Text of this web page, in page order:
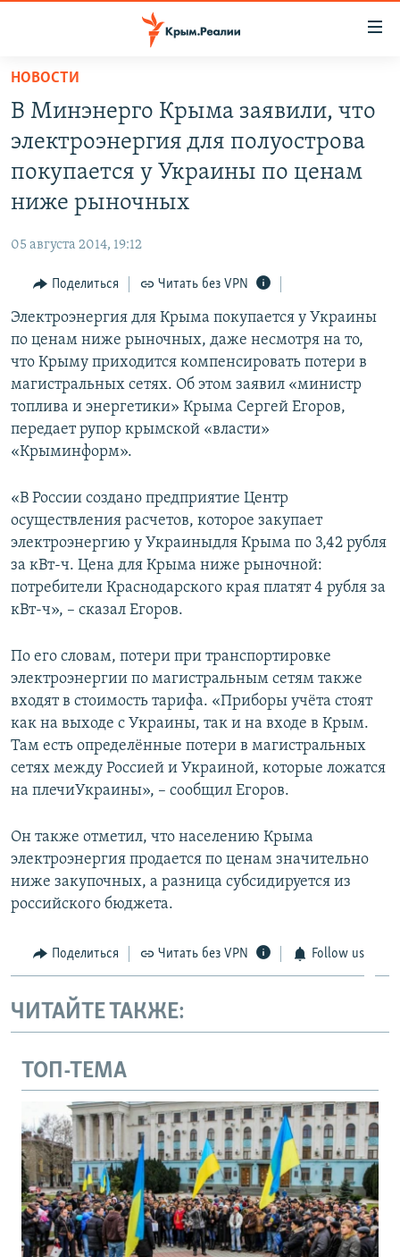
Вернуться
основному
содержанию
главной
Вернутся
поиску
СПЕЦПРОЕКТЫ
ИНТЕРАКТИВ
ИНФОГРАФИКА
ТЕЛЕПРОЕКТ КРЫМ.РЕАЛИИ
СОВЕТЫ ПРАВОЗАЩИТНИКОВ
ПРОПАВШИЕ БЕЗ ВЕСТИ
ПОБЕДИТЕЛЕЙ НЕ СУДЯТ?
КРЫМ.НЕПОКОРЕННЫЙ
УКРАИНСКАЯ ПРОБЛЕМА КРЫМА
РАДІО СВОБОДА
КАК ОБОЙТИ БЛОКИРОВКУ
Українською
Qırımtatar
ПРИСОЕДИНЯЙТЕСЬ!
Все сайты RFE/RL
НОВОСТИ
В Минэнерго Крыма заявили, что
электроэнергия для полуострова
покупается у Украины по ценам
ниже рыночных
05 августа 2014, 19:12
Поделиться Читать без VPN
Электроэнергия для Крыма покупается у Украины
по ценам ниже рыночных, даже несмотря на то,
что Крыму приходится компенсировать потери в
магистральных сетях. Об этом заявил «министр
топлива и энергетики» Крыма Сергей Егоров,
передает рупор крымской «власти»
«Крыминформ».
«В России создано предприятие Центр
осуществления расчетов, которое закупает
электроэнергию у Украиныдля Крыма по 3,42 рубля
за кВт-ч. Цена для Крыма ниже рыночной:
потребители Краснодарского края платят 4 рубля за
кВт-ч», – сказал Егоров.
По его словам, потери при транспортировке
электроэнергии по магистральным сетям также
входят в стоимость тарифа. «Приборы учёта стоят
как на выходе с Украины, так и на входе в Крым.
Там есть определённые потери в магистральных
сетях между Россией и Украиной, которые ложатся
на плечиУкраины», – сообщил Егоров.
Он также отметил, что населению Крыма
электроэнергия продается по ценам значительно
ниже закупочных, а разница субсидируется из
российского бюджета.
Поделиться Читать без VPN Follow us
ЧИТАЙТЕ ТАКЖЕ:
ТОП-ТЕМА